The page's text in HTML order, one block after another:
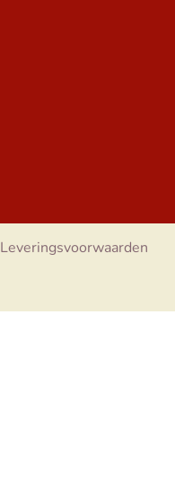
Leveringsvoorwaarden